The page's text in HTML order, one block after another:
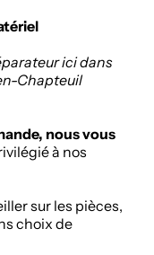
des plus grandes
et
à Saint-
ici dans
Chapteuil
nous vous
à nos
sur les pièces,
choix de